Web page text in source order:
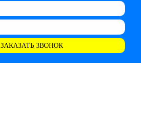
ЗАКАЗАТЬ ЗВОНОК